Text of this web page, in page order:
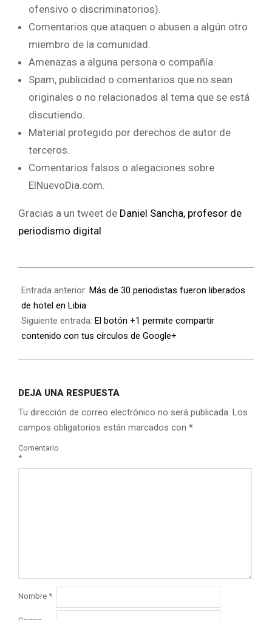
ofensivo o discriminatorios).
Comentarios que ataquen o abusen a algún otro
miembro de la comunidad.
Amenazas a alguna persona o compañía.
Spam, publicidad o comentarios que no sean
originales o no relacionados al tema que se está
discutiendo.
Material protegido por derechos de autor de
terceros.
Comentarios falsos o alegaciones sobre
ElNuevoDia.com.
Gracias a un tweet de Daniel Sancha, profesor de
periodismo digital
Entrada anterior: Más de 30 periodistas fueron liberados
de hotel en Libia
Siguiente entrada: El botón +1 permite compartir
contenido con tus círculos de Google+
DEJA UNA RESPUESTA
Tu dirección de correo electrónico no será publicada. Los
campos obligatorios están marcados con *
Comentario
*
Nombre *